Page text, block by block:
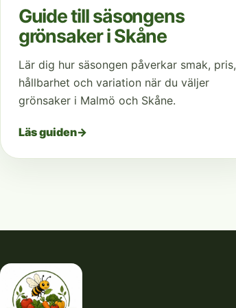
Guide till säsongens
grönsaker i Skåne
Lär dig hur säsongen påverkar smak, pris,
hållbarhet och variation när du väljer
grönsaker i Malmö och Skåne.
Läs guiden→